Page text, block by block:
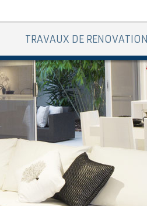
TRAVAUX DE RENOVATION